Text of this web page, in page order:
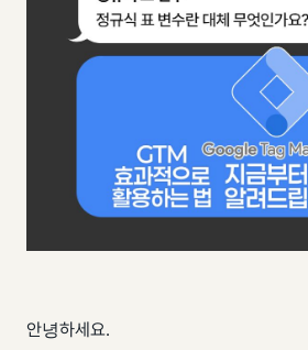
안녕하세요.